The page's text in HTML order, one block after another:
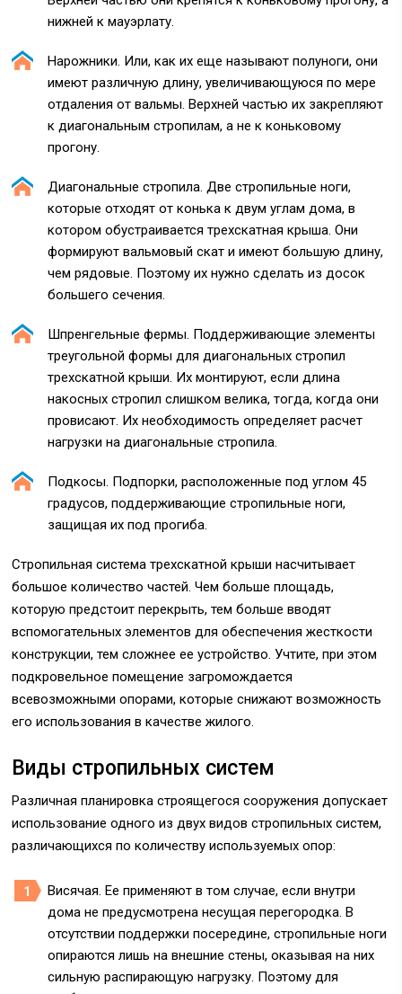
нижней к мауэрлату.
Нарожники. Или, как их еще называют полуноги, они
имеют различную длину, увеличивающуюся по мере
отдаления от вальмы. Верхней частью их закрепляют
к диагональным стропилам, а не к коньковому
прогону.
Диагональные стропила. Две стропильные ноги,
которые отходят от конька к двум углам дома, в
котором обустраивается трехскатная крыша. Они
формируют вальмовый скат и имеют большую длину,
чем рядовые. Поэтому их нужно сделать из досок
большего сечения.
Шпренгельные фермы. Поддерживающие элементы
треугольной формы для диагональных стропил
трехскатной крыши. Их монтируют, если длина
накосных стропил слишком велика, тогда, когда они
провисают. Их необходимость определяет расчет
нагрузки на диагональные стропила.
Подкосы. Подпорки, расположенные под углом 45
градусов, поддерживающие стропильные ноги,
защищая их под прогиба.
Стропильная система трехскатной крыши насчитывает
большое количество частей. Чем больше площадь,
которую предстоит перекрыть, тем больше вводят
вспомогательных элементов для обеспечения жесткости
конструкции, тем сложнее ее устройство. Учтите, при этом
подкровельное помещение загромождается
всевозможными опорами, которые снижают возможность
его использования в качестве жилого.
Виды стропильных систем
Различная планировка строящегося сооружения допускает
использование одного из двух видов стропильных систем,
различающихся по количеству используемых опор:
Висячая. Ее применяют в том случае, если внутри
дома не предусмотрена несущая перегородка. В
отсутствии поддержки посередине, стропильные ноги
опираются лишь на внешние стены, оказывая на них
сильную распирающую нагрузку. Поэтому для